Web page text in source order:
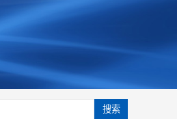
搜索